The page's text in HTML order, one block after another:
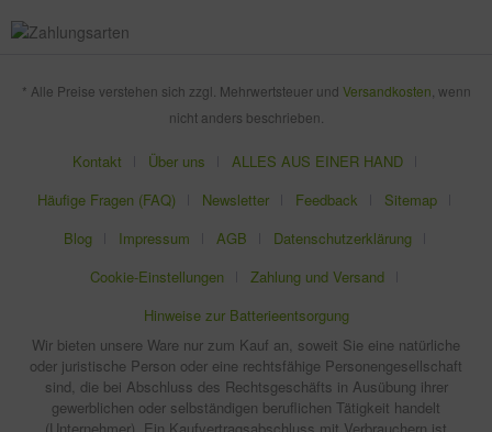
* Alle Preise verstehen sich zzgl. Mehrwertsteuer und Versandkosten , wenn
nicht anders beschrieben.
Kontakt Über uns
ALLES AUS EINER HAND
Häufige Fragen (FAQ)
Newsletter Feedback
Sitemap
Blog
Impressum AGB
Datenschutzerklärung
Cookie-Einstellungen
Zahlung und Versand
Hinweise zur Batterieentsorgung
Wir bieten unsere Ware nur zum Kauf an, soweit Sie eine natürliche
oder juristische Person oder eine rechtsfähige Personengesellschaft
sind, die bei Abschluss des Rechtsgeschäfts in Ausübung ihrer
gewerblichen oder selbständigen beruflichen Tätigkeit handelt